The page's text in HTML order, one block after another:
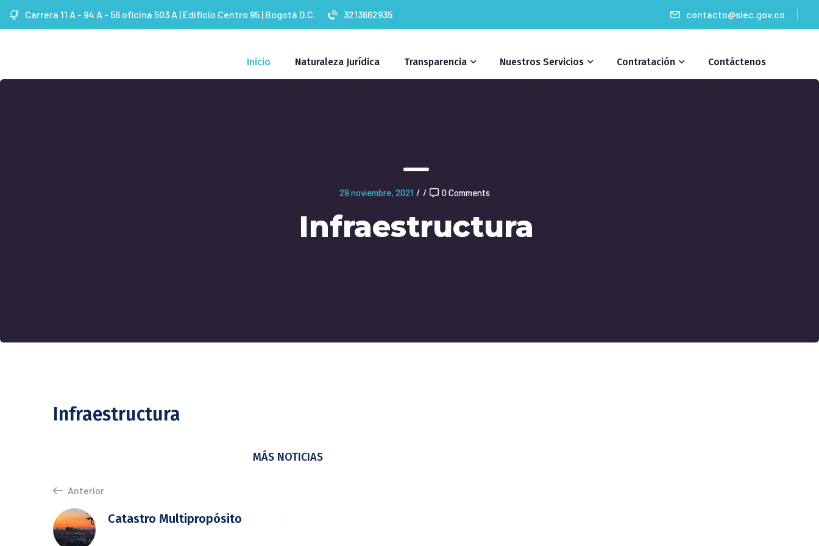
Carrera 11 A - 94 A - 56 oficina 503 A | Edificio Centro 95 | Bogotá D.C. 3213662935 contacto@siec.gov.co
Inicio Naturaleza Jurídica Transparencia Nuestros Servicios Contratación Contáctenos
29 noviembre, 2021 / / 0 Comments
Infraestructura
Infraestructura
MÁS NOTICIAS
Anterior
Catastro Multipropósito